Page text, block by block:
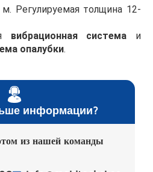
Регулируемая толщина 12-
вибрационная система и
опалубки.
информации?
из нашей команды